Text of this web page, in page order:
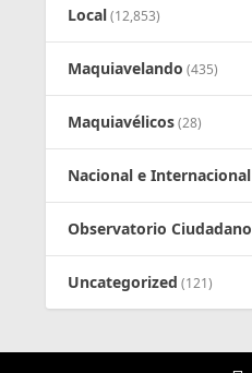
Local(12,853)
Maquiavelando (435)
Maquiavélicos(28)
Nacional e Internacional
Observatorio Ciudadano
Uncategorized (121)